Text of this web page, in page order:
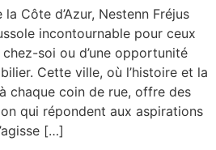
Côte d’Azur, Nestenn Fréjus
incontournable pour ceux
chez-soi ou d’une opportunité
Cette ville, où l’histoire et la
chaque coin de rue, offre des
qui répondent aux aspirations
[…]